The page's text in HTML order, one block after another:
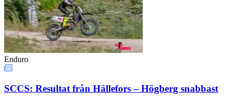
Enduro
SCCS: Resultat från Hällefors – Högberg snabbast